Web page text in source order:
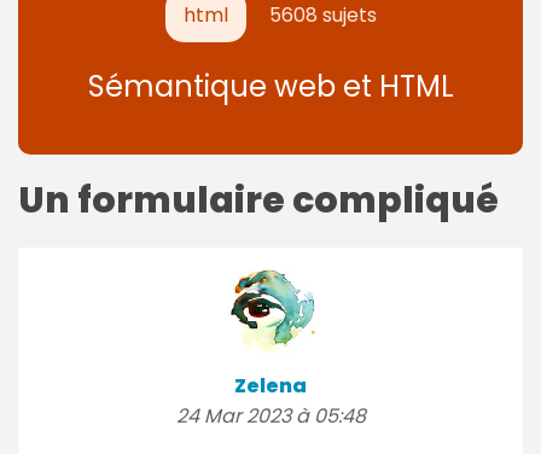
html 5608 sujets
Sémantique web et HTML
Un formulaire compliqué
Zelena
24 Mar 2023 à 05:48